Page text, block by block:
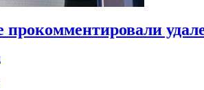
прокомментировали